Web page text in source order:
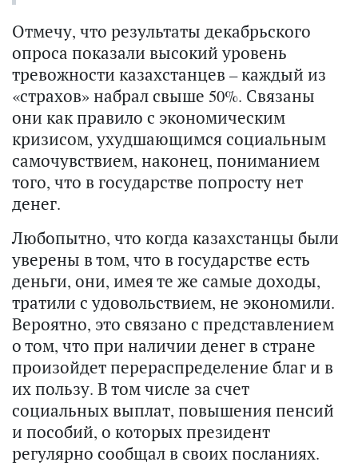
Отмечу, что результаты декабрьского
опроса показали высокий уровень
тревожности казахстанцев – каждый из
«страхов» набрал свыше 50%. Связаны
они как правило с экономическим
кризисом, ухудшающимся социальным
самочувствием, наконец, пониманием
того, что в государстве попросту нет
денег.
Любопытно, что когда казахстанцы были
уверены в том, что в государстве есть
деньги, они, имея те же самые доходы,
тратили с удовольствием, не экономили.
Вероятно, это связано с представлением
о том, что при наличии денег в стране
произойдет перераспределение благ и в
их пользу. В том числе за счет
социальных выплат, повышения пенсий
и пособий, о которых президент
регулярно сообщал в своих посланиях.